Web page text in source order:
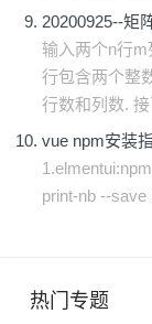
20200925--矩
输入两个n行
行包含两个整
行数和列数.
vue npm安装
print-nb --
热门专题